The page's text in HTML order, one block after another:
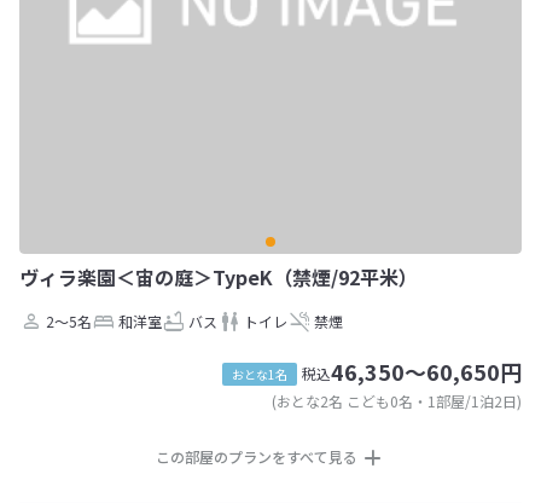
ヴィラ楽園＜宙の庭＞TypeK（禁煙/92平米）
2～5名 和洋室 バス トイレ 禁煙
おとな1名 税込46,350～60,650円
(おとな2名 こども0名・1部屋/1泊2日)
この部屋のプランをすべて見る